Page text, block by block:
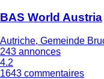
BAS World Austria
Autriche, Gemeinde
243 annonces
4.2
1643 commentaires